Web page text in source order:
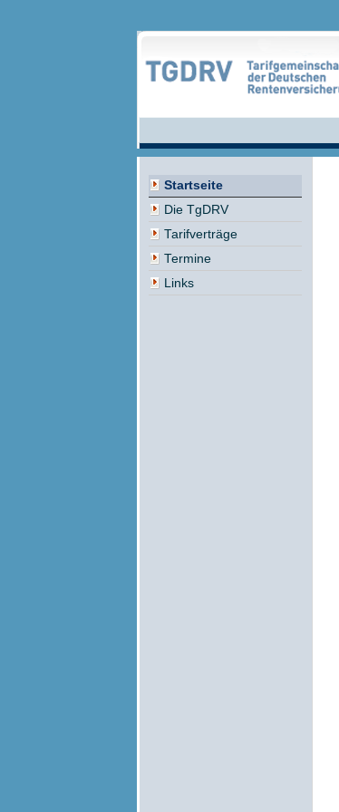
Startseite
Die TgDRV
Tarifverträge
Termine
Links